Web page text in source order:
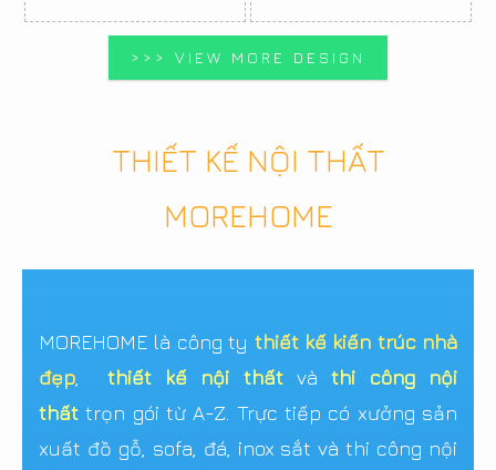
>>> VIEW MORE DESIGN
THIẾT KẾ NỘI THẤT
MOREHOME
MOREHOME là công ty thiết kế kiến trúc nhà
đẹp
thiết kế nội thấtvàthi công nội
thất trọn gói từ A-Z. Trực tiếp có xưởng sản
xuất đồ gỗ, sofa, đá, inox sắt và thi công nội